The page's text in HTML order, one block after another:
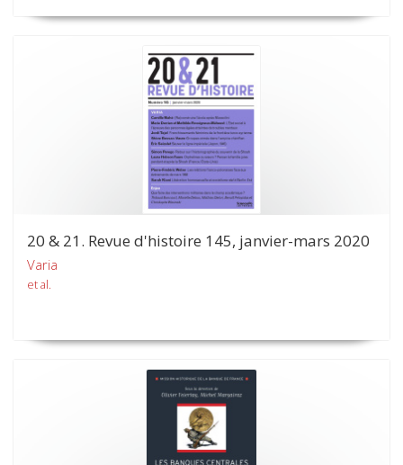
20 & 21. Revue d'histoire 145, janvier-mars 2020
Varia
et al.